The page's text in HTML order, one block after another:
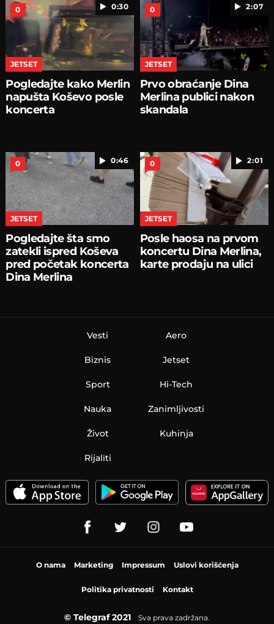
0:30
0
JETSET
Pogledajte kako Merlin
napušta Koševo posle
koncerta
2:07
0
JETSET
Prvo obraćanje Dina
Merlina publici nakon
skandala
0:46
0
JETSET
Pogledajte šta smo
zatekli ispred Koševa
pred početak koncerta
Dina Merlina
2:01
0
JETSET
Posle haosa na prvom
koncertu Dina Merlina,
karte prodaju na ulici
Vesti
Biznis
Sport
Nauka
Aero
Jetset
Hi-Tech
Zanimljivosti
Život Kuhinja
Rijaliti
O nama Marketing Impressum Uslovi korišćenja
Politika privatnosti Kontakt
© Telegraf 2021 Sva prava zadržana.